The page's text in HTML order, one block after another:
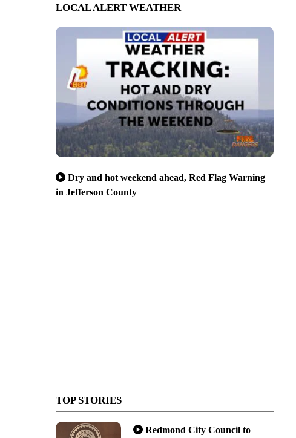
LOCAL ALERT WEATHER
Dry and hot weekend ahead, Red Flag Warning
in Jefferson County
TOP STORIES
Redmond City Council to